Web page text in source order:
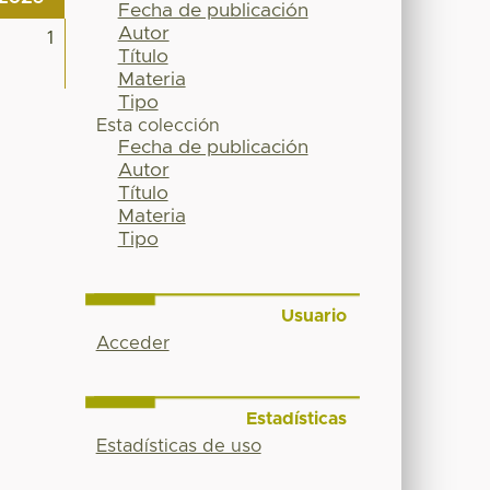
1
Fecha de publicación
Autor
Título
Materia
Tipo
Esta colección
Fecha de publicación
Autor
Título
Materia
Tipo
Usuario
Acceder
Estadísticas
Estadísticas de uso